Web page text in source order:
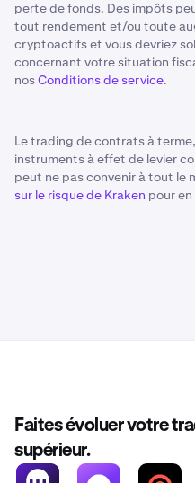
perte de fonds. Des impôts
tout rendement et/ou toute
cryptoactifs et vous devriez
concernant votre situation
nosConditions de service.
Le trading de contrats à
instruments à effet de levier
peut ne pas convenir à tout le
sur le risque de Kraken pour
Faites évoluer votre
supérieur.